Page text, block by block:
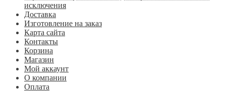
исключения
Доставка
Изготовление на заказ
Карта сайта
Контакты
Корзина
Магазин
Мой аккаунт
О компании
Оплата